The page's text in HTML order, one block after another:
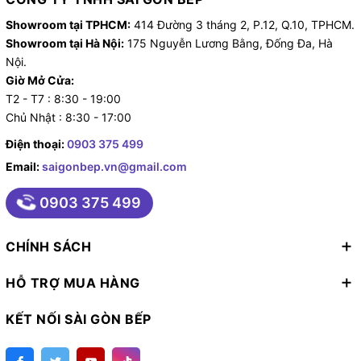
được pha trộn với các hóa chất làm sạch để tăng hiệu
suất làm việc.
Hệ thống sấy:
thường được tích hợp vào máy để loại bỏ nước và làm
Bảng điều khiển:Máy có bảng điều khiển điện tử
hoặc bộ điều khiển PLC (Programmable logic
controller - Bộ điều khiển logic khả trình hay còn gọi
rửa cùng lúc) người sử dụng có thể lựa chọn chương
trình rửa phù hợp với các loại dụng cụ nhà bếp và độ
2.2. Máy rửa chén băng chuyền.
Cũng giống như máy rửa chén công nghiệp cửa
Showroom tại TPHCM: 414 Đường 3 tháng 2, P.12, Q.10, TPHCM.
Showroom tại Hà Nội: 175 Nguyễn Lương Bằng, Đống Đa, Hà
Nội.
Giờ Mở Cửa:
T2 - T7 : 8:30 - 19:00
Chủ Nhật : 8:30 - 17:00
Điện thoại:0903 375 499
Email:saigonbep.vn@gmail.com
0903 375 499
CHÍNH SÁCH
HỖ TRỢ MUA HÀNG
KẾT NỐI SÀI GÒN BẾP